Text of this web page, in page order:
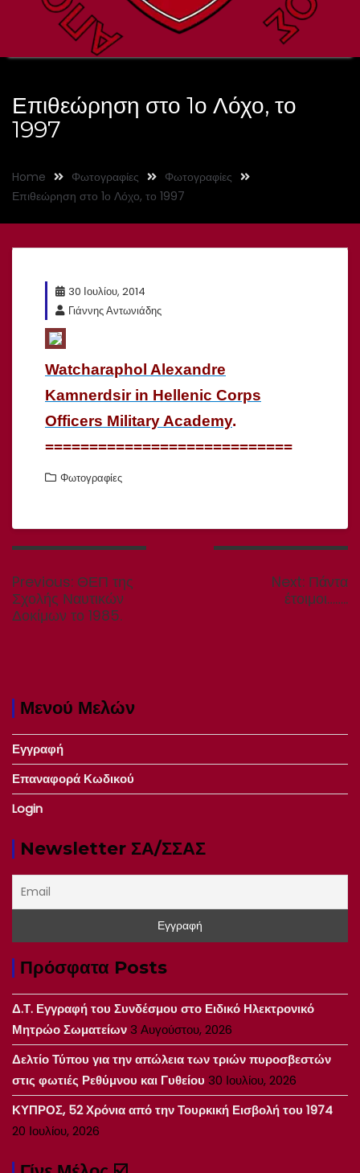
Επιθεώρηση στο 1ο Λόχο, το
1997
Home Φωτογραφίες
Φωτογραφίες
Επιθεώρηση στο 1ο Λόχο, το 1997
30 Ιουλίου, 2014
Γιάννης Αντωνιάδης
Watcharaphol Alexandre
Kamnerdsir in Hellenic Corps
Officers Military Academy.
============================
Φωτογραφίες
Πλοήγηση
Previous: Previous
post:
ΘΕΠ της
Σχολής Ναυτικών
Δοκίμων το 1985.
Next: Next
post:
Πάντα
έτοιμοι……..
Μενού Μελών
Εγγραφή
Επαναφορά Κωδικού
Login
Newsletter ΣΑ/ΣΣΑΣ
Πρόσφατα Posts
Δ.Τ. Εγγραφή του Συνδέσμου στο Ειδικό Ηλεκτρονικό
Μητρώο Σωματείων3 Αυγούστου, 2026
Δελτίο Τύπου για την απώλεια των τριών πυροσβεστών
στις φωτιές Ρεθύμνου και Γυθείου 30 Ιουλίου, 2026
ΚΥΠΡΟΣ, 52 Χρόνια από την Τουρκική Εισβολή του 1974
20 Ιουλίου, 2026